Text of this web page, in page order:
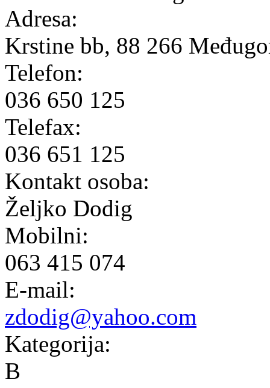
Adresa:
Krstine bb, 88 266
Telefon:
036 650 125
Telefax:
036 651 125
Kontakt osoba:
Željko Dodig
Mobilni:
063 415 074
E-mail:
zdodig@yahoo.com
Kategorija:
B